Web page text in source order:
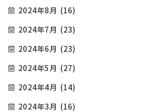
2024年8月 (16)
2024年7月 (23)
2024年6月 (23)
2024年5月 (27)
2024年4月 (14)
2024年3月 (16)